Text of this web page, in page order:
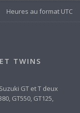
Heures au format UTC
TWINS
GT et T deux
GT550, GT125,